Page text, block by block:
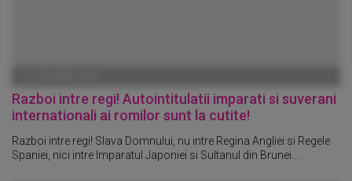
Razboi intre regi! Autointitulatii imparati si suverani
internationali ai romilor sunt la cutite!
Razboi intre regi! Slava Domnului, nu intre Regina Angliei si Regele
Spaniei, nici intre Imparatul Japoniei si Sultanul din Brunei....